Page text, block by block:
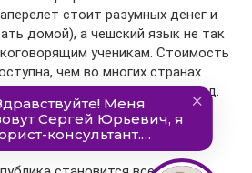
стоит разумных денег и
домой), а чешский язык не так
ученикам. Стоимость
чем во многих странах
примерно 8300€ за год.
35-е место в рейтинге
QS.